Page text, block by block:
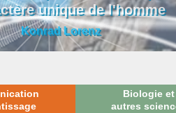
unique de l'homme
Konrad Lorenz
Biologie et
autres